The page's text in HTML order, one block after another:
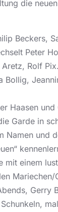
die
Beckers,
Peter
Rolf Pix.
Bollig,
Haasen
Garde in
Namen und
mit einem
Gerry